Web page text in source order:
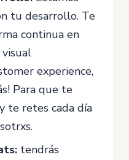
tu desarrollo. Te
continua en
experience,
Para que te
te retes cada día
tendrás